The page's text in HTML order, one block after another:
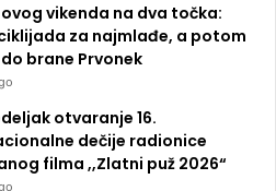
vikenda na dva točka:
za najmlađe, a potom
brane Prvonek
otvaranje 16.
dečije radionice
filma ,,Zlatni puž 2026“